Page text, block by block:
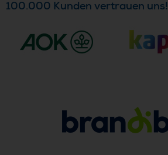
100.000 Kunden vertrauen uns!